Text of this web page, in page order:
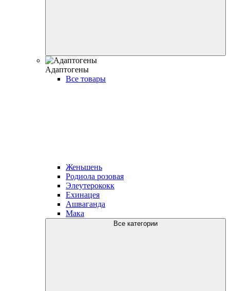
Адаптогены
Все товары
Женьшень
Родиола розовая
Элеутерококк
Ехинацея
Ашваганда
Мака
Все категории